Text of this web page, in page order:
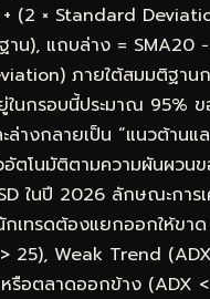
(2 × Standard
าน), แถบล่าง = SMA20
ภายใต้สมมติฐาน
ในกรอบนี้ประมาณ 95% ข
ล่างกลายเป็น “แนวต้านแ
ตโนมัติตามความผันผวน
ในปี 2026 ลักษณะการ
เทรดต้องแยกออกให้ขา
25), Weak Trend
รือตลาดออกข้าง (ADX